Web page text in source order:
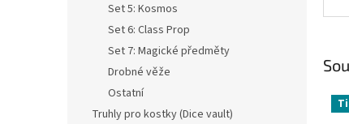
Set 5: Kosmos
Set 6: Class Prop
Set 7: Magické předměty
Drobné věže
Ostatní
Truhly pro kostky (Dice vault)